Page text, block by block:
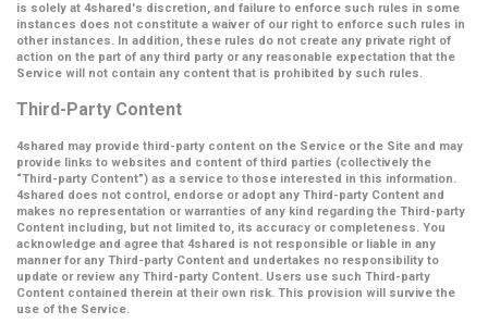
is solely at 4shared's discretion, and failure to enforce such rules in some
instances does not constitute a waiver of our right to enforce such rules in
other instances. In addition, these rules do not create any private right of
action on the part of any third party or any reasonable expectation that the
Service will not contain any content that is prohibited by such rules.
Third-Party Content
4shared may provide third-party content on the Service or the Site and may
provide links to websites and content of third parties (collectively the
“Third-party Content”) as a service to those interested in this information.
4shared does not control, endorse or adopt any Third-party Content and
makes no representation or warranties of any kind regarding the Third-party
Content including, but not limited to, its accuracy or completeness. You
acknowledge and agree that 4shared is not responsible or liable in any
manner for any Third-party Content and undertakes no responsibility to
update or review any Third-party Content. Users use such Third-party
Content contained therein at their own risk. This provision will survive the
use of the Service.